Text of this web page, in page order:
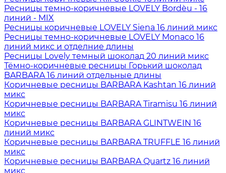
Ресницы темно-коричневые LOVELY Bordèu - 16
линий - MIX
Ресницы коричневые LOVELY Siena 16 линий микс
Ресницы темно-коричневые LOVELY Monaco 16
линий микс и отделние длины
Ресницы Lovely темный шоколад 20 линий микс
Тёмно-коричневые ресницы Горький шоколад
BARBARA 16 линий отдельные длины
Коричневые ресницы BARBARA Kashtan 16 линий
микс
Коричневые ресницы BARBARA Tiramisu 16 линий
микс
Коричневые ресницы BARBARA GLINTWEIN 16
линий микс
Коричневые ресницы BARBARA TRUFFLE 16 линий
микс
Коричневые ресницы BARBARA Quartz 16 линий
микс